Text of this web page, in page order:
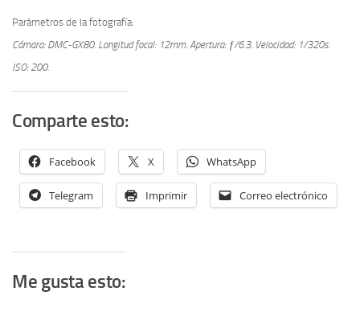
Parámetros de la fotografía:
Cámara: DMC-GX80. Longitud focal: 12mm. Apertura: ƒ/6.3. Velocidad: 1/320s.
ISO: 200.
Comparte esto:
Facebook X WhatsApp
Telegram Imprimir Correo electrónico
Me gusta esto: